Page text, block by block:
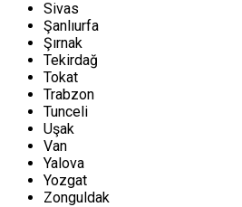
Sivas
Şanlıurfa
Şırnak
Tekirdağ
Tokat
Trabzon
Tunceli
Uşak
Van
Yalova
Yozgat
Zonguldak